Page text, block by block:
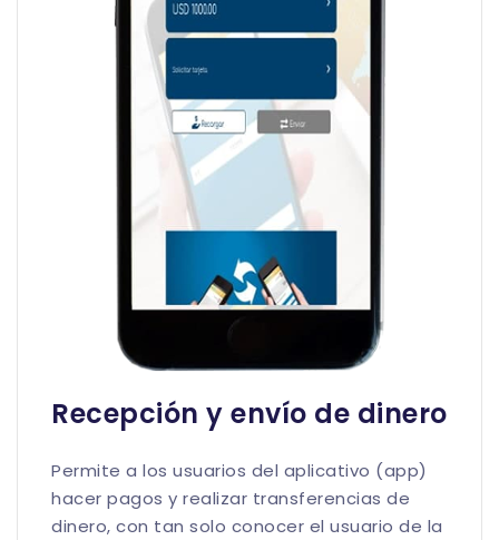
Recepción y envío de dinero
Permite a los usuarios del aplicativo (app)
hacer pagos y realizar transferencias de
dinero, con tan solo conocer el usuario de la